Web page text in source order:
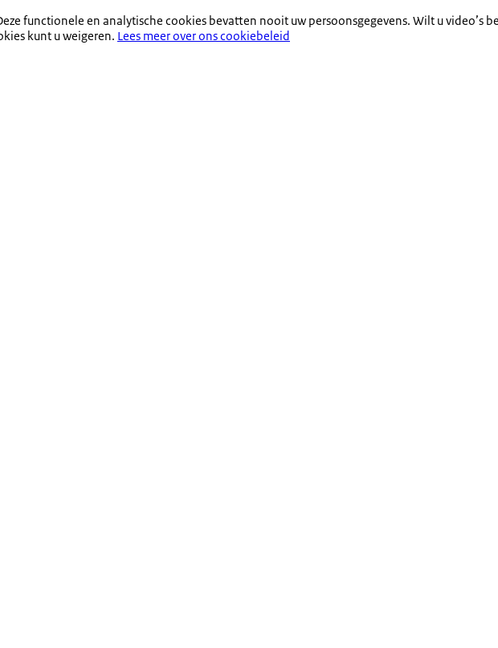
functionele en analytische cookies bevatten nooit uw persoonsgegevens. Wilt u video’s
kunt u weigeren. Lees meer over ons cookiebeleid